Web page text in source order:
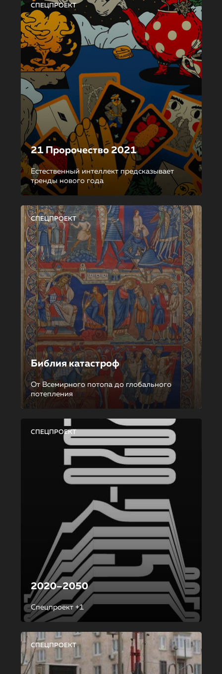
СПЕЦПРОЕКТ
21 Пророчество 2021
Естественный интеллект предсказывает
тренды нового года
СПЕЦПРОЕКТ
Библия катастроф
От Всемирного потопа до глобального
потепления
СПЕЦПРОЕКТ
2020–2050
Спецпроект +1
СПЕЦПРОЕКТ